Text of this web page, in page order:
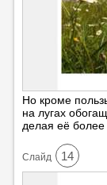
Но кроме
на лугах
делая её более
Cлайд 14